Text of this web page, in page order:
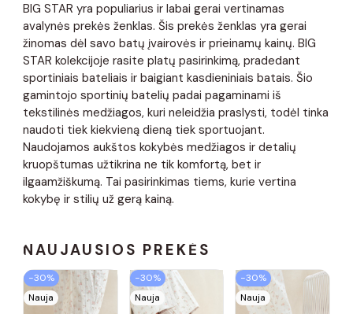
BIG STAR yra populiarius ir labai gerai vertinamas
avalynės prekės ženklas. Šis prekės ženklas yra gerai
žinomas dėl savo batų įvairovės ir prieinamų kainų. BIG
STAR kolekcijoje rasite platų pasirinkimą, pradedant
sportiniais bateliais ir baigiant kasdieniniais batais. Šio
gamintojo sportinių batelių padai pagaminami iš
tekstilinės medžiagos, kuri neleidžia praslysti, todėl tinka
naudoti tiek kiekvieną dieną tiek sportuojant.
Naudojamos aukštos kokybės medžiagos ir detalių
kruopštumas užtikrina ne tik komfortą, bet ir
ilgaamžiškumą. Tai pasirinkimas tiems, kurie vertina
kokybę ir stilių už gerą kainą.
NAUJAUSIOS PREKĖS
−30%
Nauja
−30%
Nauja
−30%
Nauja